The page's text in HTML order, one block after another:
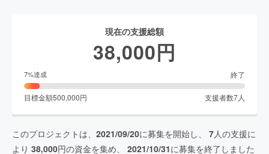
現在の支援総額
38,000円
7%達成 終了
目標金額500,000円 支援者数7人
このプロジェクトは、 2021/09/20に募集を開始し、 7人の支援に
より 38,000円の資金を集め、 2021/10/31に募集を終了しました